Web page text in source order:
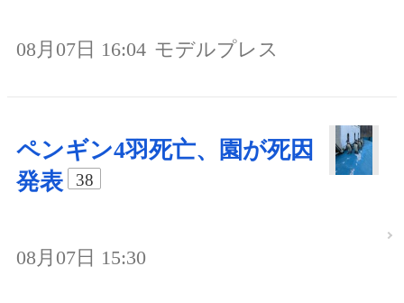
08月07日 16:04 モデルプレス
ペンギン4羽死亡、園が死因
発表
38
08月07日 15:30